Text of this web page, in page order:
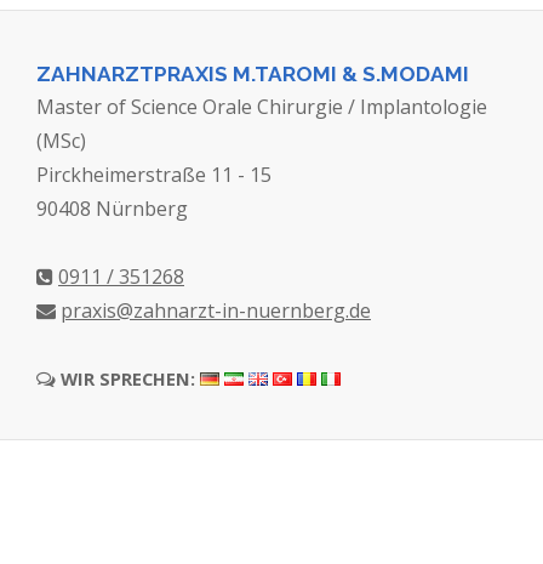
ZAHNARZTPRAXIS M.TAROMI & S.MODAMI
Master of Science Orale Chirurgie / Implantologie
(MSc)
Pirckheimerstraße 11 - 15
90408 Nürnberg
0911 / 351268
praxis@zahnarzt-in-nuernberg.de
WIR SPRECHEN: